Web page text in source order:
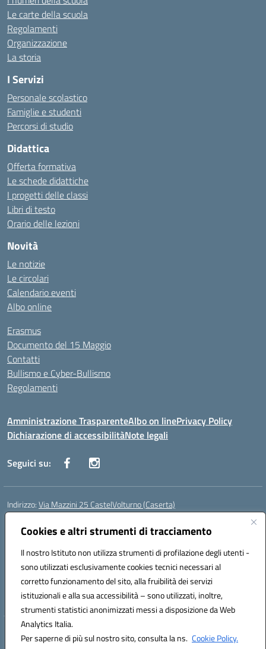
Cookies e altri strumenti di tracciamento
Il nostro Istituto non utilizza strumenti di profilazione degli utenti -
sono utilizzati esclusivamente cookies tecnici necessari al
corretto funzionamento del sito, alla fruibilità dei servizi
istituzionali e alla sua accessibilità – sono utilizzati, inoltre,
strumenti statistici anonimizzati messi a disposizione da Web
Analytics Italia.
Per saperne di più sul nostro sito, consulta la ns. Cookie Policy.
Le carte della scuola
Regolamenti
Organizzazione
La storia
I Servizi
Personale scolastico
Famiglie e studenti
Percorsi di studio
Didattica
Offerta formativa
Le schede didattiche
I progetti delle classi
Libri di testo
Orario delle lezioni
Novità
Le notizie
Le circolari
Calendario eventi
Albo online
Erasmus
Documento del 15 Maggio
Contatti
Bullismo e Cyber-Bullismo
Regolamenti
Amministrazione TrasparenteAlbo on linePrivacy Policy
Dichiarazione di accessibilitàNote legali
Seguici su:
Indirizzo:Via Mazzini 25 CastelVolturno (Caserta)
Centralino:
Posta elettronica certificata (PEC):ceis014005@pec.istruzione.it
Codice fiscale: 93063510619
Codice meccanografico:CEIS014005
Codice Indice delle Pubbliche Amministrazioni (IPA): istsc_ceis014005
Codice unico di fatturazione (CUF): UOU8EW
Hosting & Powered by 3D Solution S.r.l.